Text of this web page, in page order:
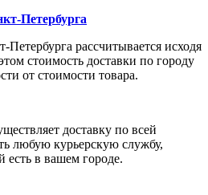
Петербурга
Петербурга рассчитывается исходя
стоимость доставки по городу
от стоимости товара.
доставку по всей
любую курьерскую службу,
есть в вашем городе.